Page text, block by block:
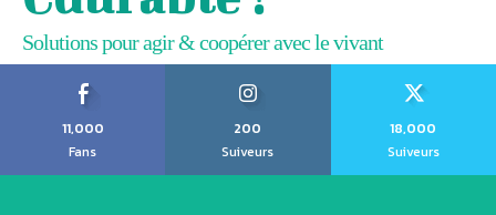
Solutions pour agir & coopérer avec le vivant
11,000
Fans
200
Suiveurs
18,000
Suiveurs